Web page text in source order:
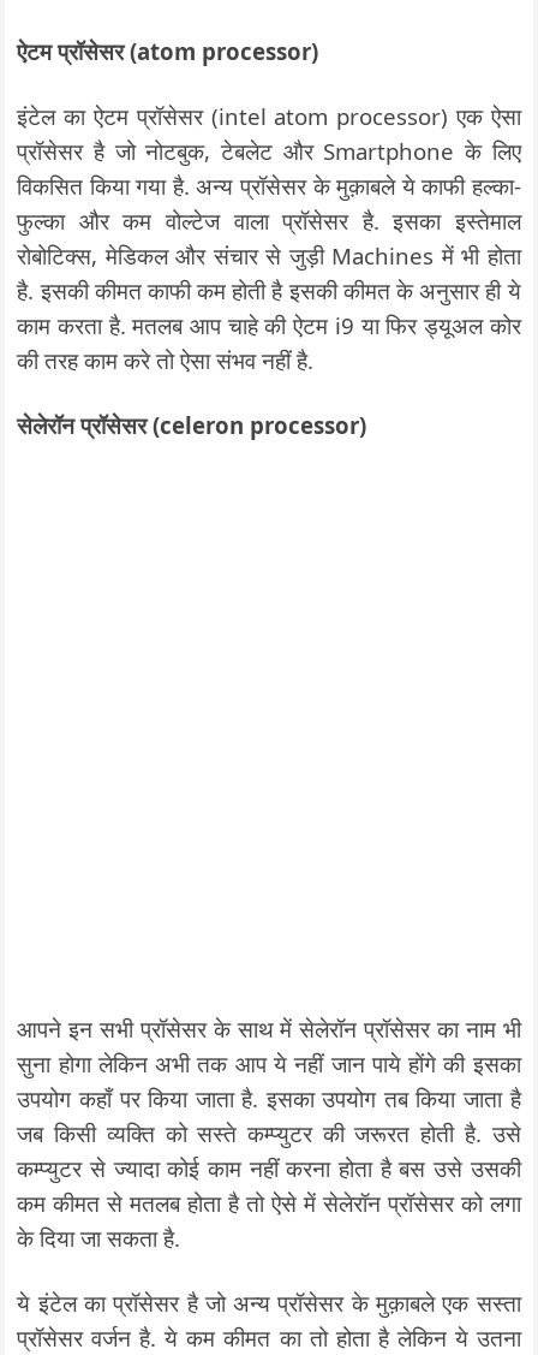
ऐटम प्रॉसेसर (atom processor)
इंटेल का ऐटम प्रॉसेसर (intel atom processor) एक ऐसा
प्रॉसेसर है जो नोटबुक, टेबलेट और Smartphone के लिए
विकसित किया गया है. अन्य प्रॉसेसर के मुक़ाबले ये काफी हल्का-
फुल्का और कम वोल्टेज वाला प्रॉसेसर है. इसका इस्तेमाल
रोबोटिक्स, मेडिकल और संचार से जुड़ी Machines में भी होता
है. इसकी कीमत काफी कम होती है इसकी कीमत के अनुसार ही ये
काम करता है. मतलब आप चाहे की ऐटम i9 या फिर ड्यूअल कोर
की तरह काम करे तो ऐसा संभव नहीं है.
सेलेरॉन प्रॉसेसर (celeron processor)
आपने इन सभी प्रॉसेसर के साथ में सेलेरॉन प्रॉसेसर का नाम भी
सुना होगा लेकिन अभी तक आप ये नहीं जान पाये होंगे की इसका
उपयोग कहाँ पर किया जाता है. इसका उपयोग तब किया जाता है
जब किसी व्यक्ति को सस्ते कम्प्युटर की जरूरत होती है. उसे
कम्प्युटर से ज्यादा कोई काम नहीं करना होता है बस उसे उसकी
कम कीमत से मतलब होता है तो ऐसे में सेलेरॉन प्रॉसेसर को लगा
के दिया जा सकता है.
ये इंटेल का प्रॉसेसर है जो अन्य प्रॉसेसर के मुक़ाबले एक सस्ता
प्रॉसेसर वर्जन है. ये कम कीमत का तो होता है लेकिन ये उतना